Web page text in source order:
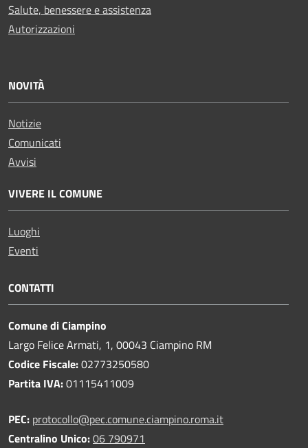
Salute, benessere e assistenza
Autorizzazioni
NOVITÀ
Notizie
Comunicati
Avvisi
VIVERE IL COMUNE
Luoghi
Eventi
CONTATTI
Comune di Ciampino
Largo Felice Armati, 1, 00043 Ciampino RM
Codice Fiscale:02773250580
Partita IVA:01115411009
PEC: protocollo@pec.comune.ciampino.roma.it
Centralino Unico:06 790971